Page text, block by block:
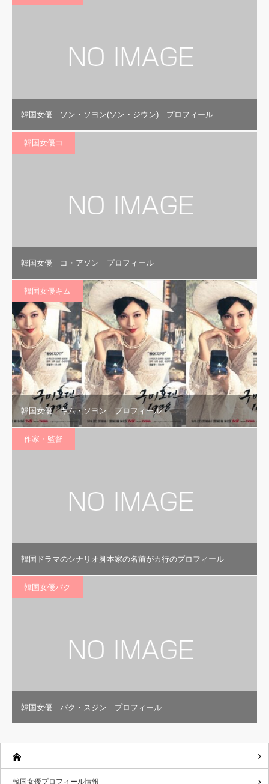
韓国女優 ソン・ソヨン(ソン・ジウン) プロフィール
韓国女優コ
韓国女優 コ・アソン プロフィール
韓国女優キム
韓国女優 キム・ソヨン プロフィール
作家・監督
韓国ドラマのシナリオ脚本家の名前がカ行のプロフィール
韓国女優パク
韓国女優 パク・スジン プロフィール
韓国女優プロフィール情報